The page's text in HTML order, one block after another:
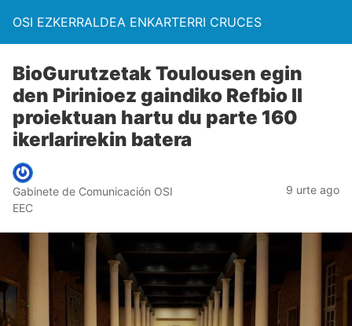
OSI EZKERRALDEA ENKARTERRI CRUCES
BioGurutzetak Toulousen egin
den Pirinioez gaindiko Refbio II
proiektuan hartu du parte 160
ikerlarirekin batera
Gabinete de Comunicación OSI
EEC
9 urte ago